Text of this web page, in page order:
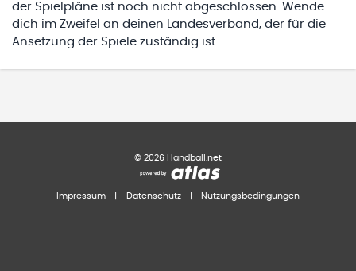
der Spielpläne ist noch nicht abgeschlossen. Wende
dich im Zweifel an deinen Landesverband, der für die
Ansetzung der Spiele zuständig ist.
© 2026 Handball.net
Impressum Datenschutz Nutzungsbedingungen